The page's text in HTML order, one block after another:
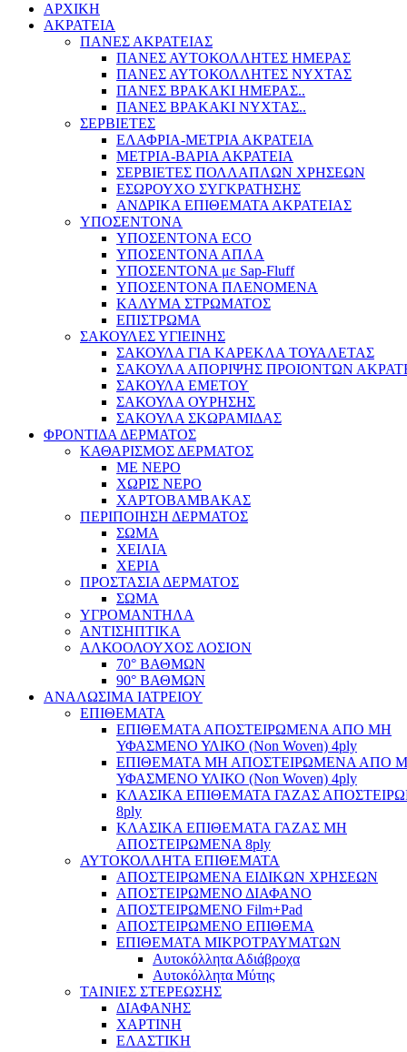
ΑΡΧΙΚΗ
ΑΚΡΑΤΕΙΑ
ΠΑΝΕΣ ΑΚΡΑΤΕΙΑΣ
ΠΑΝΕΣ ΑΥΤΟΚΟΛΛΗΤΕΣ ΗΜΕΡΑΣ
ΠΑΝΕΣ ΑΥΤΟΚΟΛΛΗΤΕΣ ΝΥΧΤΑΣ
ΠΑΝΕΣ ΒΡΑΚΑΚΙ ΗΜΕΡΑΣ..
ΠΑΝΕΣ ΒΡΑΚΑΚΙ ΝΥΧΤΑΣ..
ΣΕΡΒΙΕΤΕΣ
ΕΛΑΦΡΙΑ-ΜΕΤΡΙΑ ΑΚΡΑΤΕΙΑ
ΜΕΤΡΙΑ-ΒΑΡΙΑ ΑΚΡΑΤΕΙΑ
ΣΕΡΒΙΕΤΕΣ ΠΟΛΛΑΠΛΩΝ ΧΡΗΣΕΩΝ
ΕΣΩΡΟΥΧΟ ΣΥΓΚΡΑΤΗΣΗΣ
ΑΝΔΡΙΚΑ ΕΠΙΘΕΜΑΤΑ ΑΚΡΑΤΕΙΑΣ
ΥΠΟΣΕΝΤΟΝΑ
ΥΠΟΣΕΝΤΟΝΑ ECO
ΥΠΟΣΕΝΤΟΝΑ ΑΠΛΑ
ΥΠΟΣΕΝΤΟΝΑ με Sap-Fluff
ΥΠΟΣΕΝΤΟΝΑ ΠΛΕΝΟΜΕΝΑ
ΚΑΛΥΜΑ ΣΤΡΩΜΑΤΟΣ
ΕΠΙΣΤΡΩΜΑ
ΣΑΚΟΥΛΕΣ ΥΓΙΕΙΝΗΣ
ΣΑΚΟΥΛΑ ΓΙΑ ΚΑΡΕΚΛΑ ΤΟΥΑΛΕΤΑΣ
ΣΑΚΟΥΛΑ ΑΠΟΡΙΨΗΣ ΠΡΟΙΟΝΤΩΝ
ΣΑΚΟΥΛΑ ΕΜΕΤΟΥ
ΣΑΚΟΥΛΑ ΟΥΡΗΣΗΣ
ΣΑΚΟΥΛΑ ΣΚΩΡΑΜΙΔΑΣ
ΦΡΟΝΤΙΔΑ ΔΕΡΜΑΤΟΣ
ΚΑΘΑΡΙΣΜΟΣ ΔΕΡΜΑΤΟΣ
ΜΕ ΝΕΡΟ
ΧΩΡΙΣ ΝΕΡΟ
ΧΑΡΤΟΒΑΜΒΑΚΑΣ
ΠΕΡΙΠΟΙΗΣΗ ΔΕΡΜΑΤΟΣ
ΣΩΜΑ
ΧΕΙΛΙΑ
ΧΕΡΙΑ
ΠΡΟΣΤΑΣΙΑ ΔΕΡΜΑΤΟΣ
ΣΩΜΑ
ΥΓΡΟΜΑΝΤΗΛΑ
ΑΝΤΙΣΗΠΤΙΚΑ
ΑΛΚΟΟΛΟΥΧΟΣ ΛΟΣΙΟΝ
70° ΒΑΘΜΩΝ
90° ΒΑΘΜΩΝ
ΑΝΑΛΩΣΙΜΑ ΙΑΤΡΕΙΟΥ
ΕΠΙΘΕΜΑΤΑ
ΕΠΙΘΕΜΑΤΑ ΑΠΟΣΤΕΙΡΩΜΕΝΑ ΑΠΟ ΜΗ
ΥΦΑΣΜΕΝΟ ΥΛΙΚΟ (Non Woven) 4ply
ΕΠΙΘΕΜΑΤΑ ΜΗ ΑΠΟΣΤΕΙΡΩΜΕΝΑ ΑΠΟ
ΥΦΑΣΜΕΝΟ ΥΛΙΚΟ (Non Woven) 4ply
ΚΛΑΣΙΚΑ ΕΠΙΘΕΜΑΤΑ ΓΑΖΑΣ
8ply
ΚΛΑΣΙΚΑ ΕΠΙΘΕΜΑΤΑ ΓΑΖΑΣ ΜΗ
ΑΠΟΣΤΕΙΡΩΜΕΝΑ 8ply
ΑΥΤΟΚΟΛΛΗΤΑ ΕΠΙΘΕΜΑΤΑ
ΑΠΟΣΤΕΙΡΩΜΕΝΑ ΕΙΔΙΚΩΝ ΧΡΗΣΕΩΝ
ΑΠΟΣΤΕΙΡΩΜΕΝΟ ΔΙΑΦΑΝΟ
ΑΠΟΣΤΕΙΡΩΜΕΝΟ Film+Pad
ΑΠΟΣΤΕΙΡΩΜΕΝΟ ΕΠΙΘΕΜΑ
ΕΠΙΘΕΜΑΤΑ ΜΙΚΡΟΤΡΑΥΜΑΤΩΝ
Αυτοκόλλητα Αδιάβροχα
Αυτοκόλλητα Μύτης
ΤΑΙΝΙΕΣ ΣΤΕΡΕΩΣΗΣ
ΔΙΑΦΑΝΗΣ
ΧΑΡΤΙΝΗ
ΕΛΑΣΤΙΚΗ